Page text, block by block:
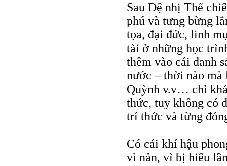
Sau Đệ nhị Thế
phú và tưng bừng
tọa, đại đức, linh
tài ở những học
thêm vào cái danh
nước – thời nào mà
Quỳnh v.v… chỉ
thức, tuy không có
trí thức và từng
Có cái khí hậu
vì nản, vì bị hiểu